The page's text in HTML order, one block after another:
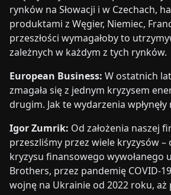
rynków na Słowacji i w Czechach,
produktami z Węgier, Niemiec,
przeszłości wymagałoby to
zależnych w każdym z tych rynków.
European Business: W ostatnich
zmagała się z jednym kryzysem
drugim. Jak te wydarzenia wpłynęły
Igor Zumrik: Od założenia naszej
przeszliśmy przez wiele kryzysów
kryzysu finansowego wywołanego
Brothers, przez pandemię COVID-
wojnę na Ukrainie od 2022 roku,